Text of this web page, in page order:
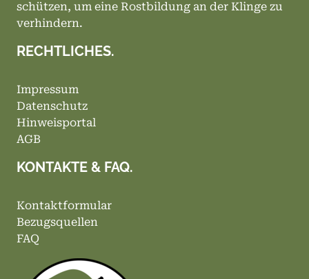
schützen, um eine Rostbildung an der Klinge zu
verhindern.
RECHTLICHES.
Impressum
Datenschutz
Hinweisportal
AGB
KONTAKTE & FAQ.
Kontaktformular
Bezugsquellen
FAQ